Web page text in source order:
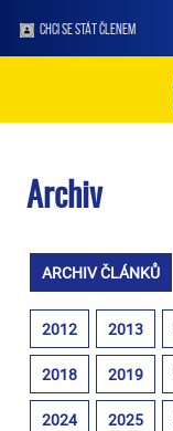
CHCI SE STÁT ČLENEM
Archiv
ARCHIV ČLÁNKŮ
2012 2013
2018 2019
2024 2025